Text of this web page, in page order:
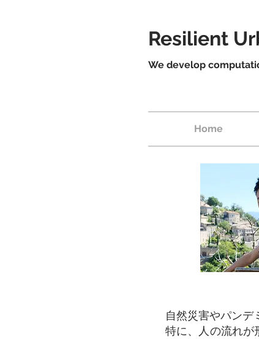
Resilient
We develop
自然災害やパンデ
特に、人の流れが
Home